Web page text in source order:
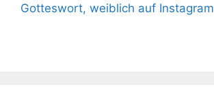
Gotteswort, weiblich auf Instagram